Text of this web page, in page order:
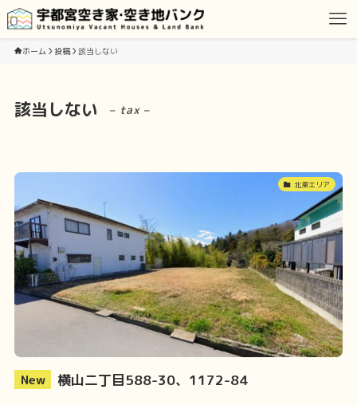
ホーム 投稿 該当しない
該当しない – tax –
北東エリア
横山二丁目588-30、1172-84